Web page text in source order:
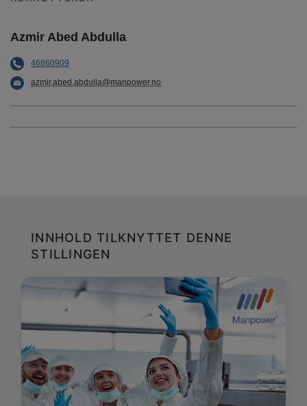
Azmir Abed Abdulla
46860909
azmir.abed.abdulla@manpower.no
INNHOLD TILKNYTTET DENNE
STILLINGEN